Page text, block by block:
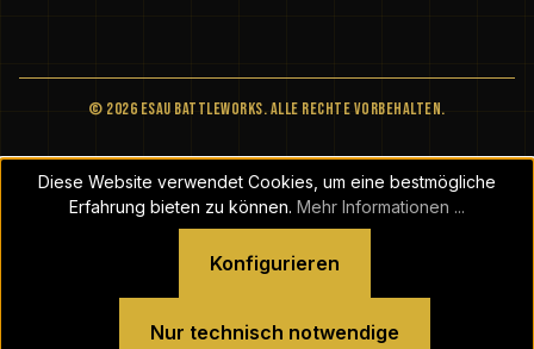
© 2026 ESAU BATTLEWORKS. Alle Rechte vorbehalten.
Diese Website verwendet Cookies, um eine bestmögliche
Erfahrung bieten zu können. Mehr Informationen ...
Nur technisch notwendige
Konfigurieren